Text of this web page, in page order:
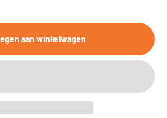
aan winkelwagen